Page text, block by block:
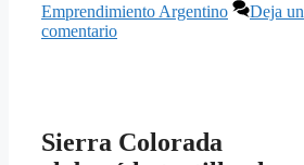
Emprendimiento Argentino
Deja un
comentario
Sierra Colorada